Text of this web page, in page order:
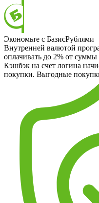
Экономьте с БазисРублями
Внутренней валютой
оплачивать до 2% от суммы
Кэшбэк на счет логина
покупки. Выгодные